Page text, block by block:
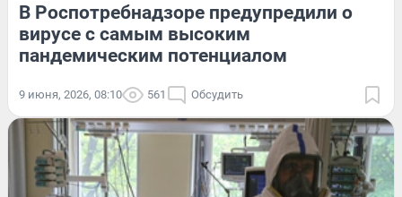
В Роспотребнадзоре предупредили о
вирусе с самым высоким
пандемическим потенциалом
9 июня, 2026, 08:10 561 Обсудить